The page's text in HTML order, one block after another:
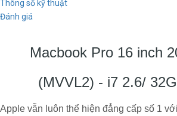
Thông số kỹ thuật
Đánh giá
Macbook Pro 16 inch
(MVVL2) - i7 2.6/
Apple vẫn luôn thể hiện đẳng cấp số 1